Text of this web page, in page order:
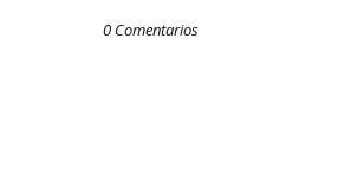
0 Comentarios